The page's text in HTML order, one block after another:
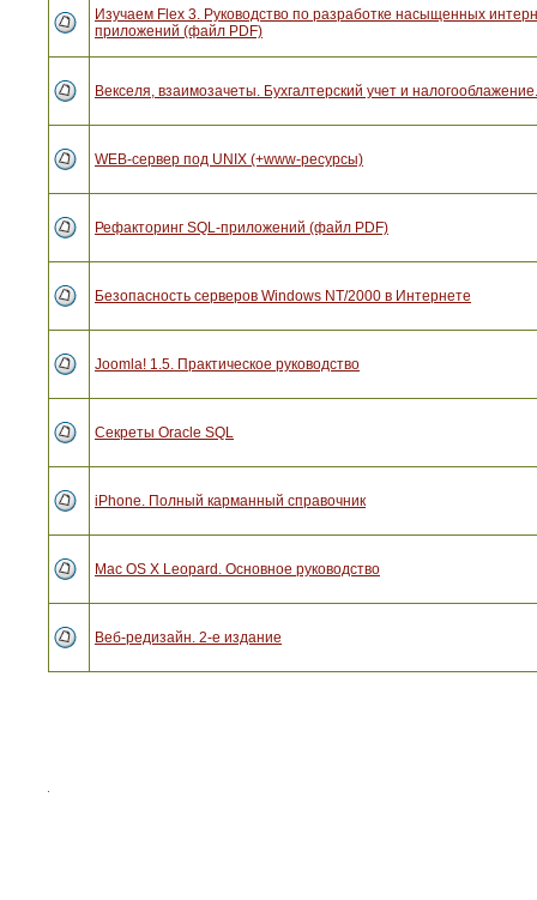
Изучаем Flex 3. Руководство по разработке насыщенных
приложений (файл PDF)
Векселя, взаимозачеты. Бухгалтерский учет и
WEB-сервер под UNIX (+www-ресурсы)
Рефакторинг SQL-приложений (файл PDF)
Безопасность серверов Windows NT/2000 в Интернете
Joomla! 1.5. Практическое руководство
Секреты Oracle SQL
iPhone. Полный карманный справочник
Mac OS X Leopard. Основное руководство
Веб-редизайн. 2-е издание